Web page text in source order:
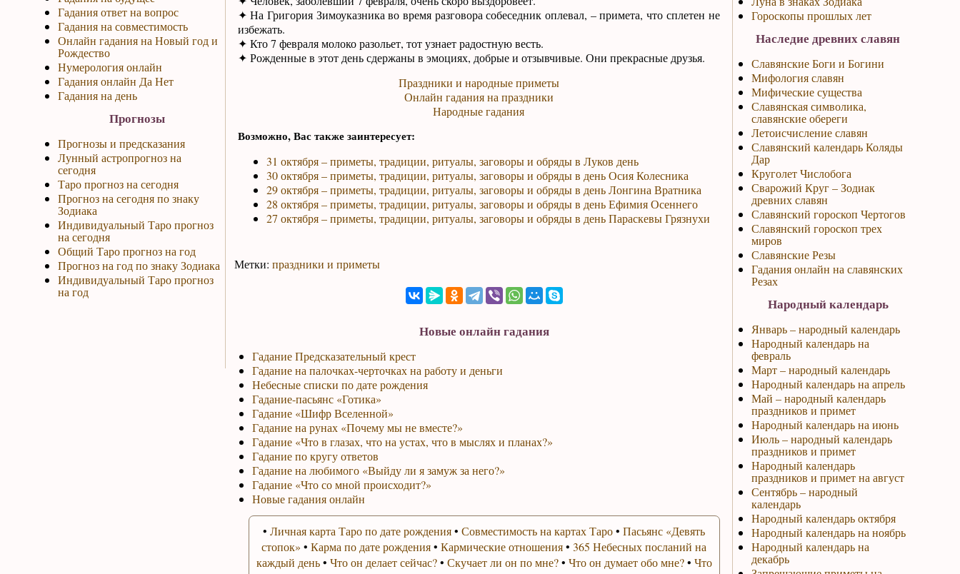
Гадания ответ на вопрос
Гадания на совместимость
Онлайн гадания на Новый год и
Рождество
Нумерология онлайн
Гадания онлайн Да Нет
Гадания на день
Прогнозы
Прогнозы и предсказания
Лунный астропрогноз на
сегодня
Таро прогноз на сегодня
Прогноз на сегодня по знаку
Зодиака
Индивидуальный Таро прогноз
на сегодня
Общий Таро прогноз на год
Прогноз на год по знаку Зодиака
Индивидуальный Таро прогноз
на год
✦ На Григория Зимоуказника во время разговора собеседник оплевал, – примета, что сплетен не
избежать.
✦ Кто 7 февраля молоко разольет, тот узнает радостную весть.
✦ Рожденные в этот день сдержаны в эмоциях, добрые и отзывчивые. Они прекрасные друзья.
Праздники и народные приметы
Онлайн гадания на праздники
Народные гадания
Возможно, Вас также заинтересует:
31 октября – приметы, традиции, ритуалы, заговоры и обряды в Луков день
30 октября – приметы, традиции, ритуалы, заговоры и обряды в день Осия Колесника
29 октября – приметы, традиции, ритуалы, заговоры и обряды в день Лонгина Вратника
28 октября – приметы, традиции, ритуалы, заговоры и обряды в день Ефимия Осеннего
27 октября – приметы, традиции, ритуалы, заговоры и обряды в день Параскевы Грязнухи
Метки: праздники и приметы
Новые онлайн гадания
Гадание Предсказательный крест
Гадание на палочках-черточках на работу и деньги
Небесные списки по дате рождения
Гадание-пасьянс «Готика»
Гадание «Шифр Вселенной»
Гадание на рунах «Почему мы не вместе?»
Гадание «Что в глазах, что на устах, что в мыслях и планах?»
Гадание по кругу ответов
Гадание на любимого «Выйду ли я замуж за него?»
Гадание «Что со мной происходит?»
Новые гадания онлайн
• Личная карта Таро по дате рождения• Совместимость на картах Таро• Пасьянс «Девять
стопок» • Карма по дате рождения• Кармические отношения• 365 Небесных посланий на
каждый день• Что он делает сейчас?• Скучает ли он по мне?• Что он думает обо мне?• Что
Гороскопы прошлых лет
Наследие древних славян
Славянские Боги и Богини
Мифология славян
Мифические существа
Славянская символика,
славянские обереги
Летоисчисление славян
Славянский календарь Коляды
Дар
Круголет Числобога
Сварожий Круг – Зодиак
древних славян
Славянский гороскоп Чертогов
Славянский гороскоп трех
миров
Славянские Резы
Гадания онлайн на славянских
Резах
Народный календарь
Январь – народный календарь
Народный календарь на
февраль
Март – народный календарь
Народный календарь на апрель
Май – народный календарь
праздников и примет
Народный календарь на июнь
Июль – народный календарь
праздников и примет
Народный календарь
праздников и примет на август
Сентябрь – народный
календарь
Народный календарь октября
Народный календарь на ноябрь
Народный календарь на
декабрь